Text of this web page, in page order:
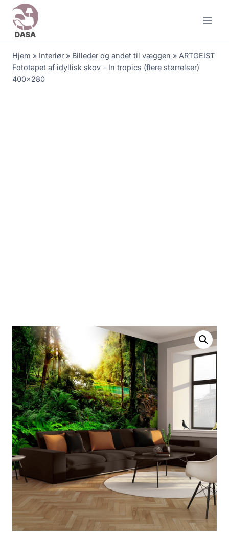
Skip
content
Hjem » Interiør » Billeder og andet til væggen » ARTGEIST
Fototapet af idyllisk skov – In tropics (flere størrelser)
400×280